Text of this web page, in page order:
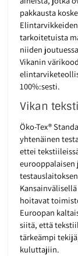
pakkausta
tarkoitetuista
niiden
Vikanin
100%:sesti.
Vikan
Öko-Tex®
yhtenäinen
ettei
hoitavat
Euroopan
siitä, että
tärkeämpi
kuluttajiin.